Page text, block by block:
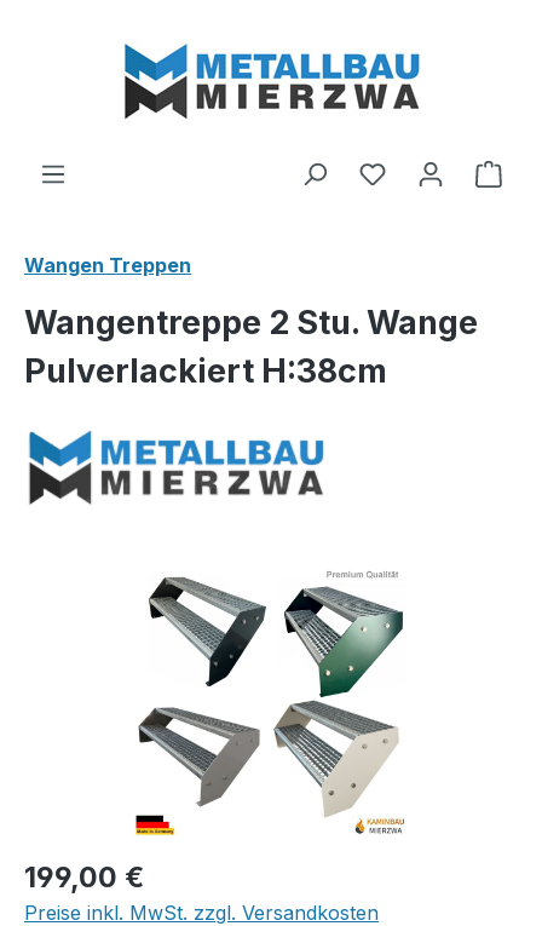
Du hast 0
Wangen Treppen
Wangentreppe 2 Stu. Wange
Pulverlackiert H:38cm
Bildergalerie überspringen
Regulärer Preis:
199,00 €
Preise inkl. MwSt. zzgl. Versandkosten